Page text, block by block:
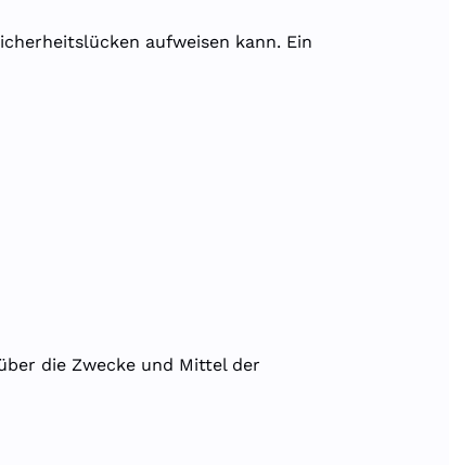
aufweisen kann. Ein
die Zwecke und Mittel der